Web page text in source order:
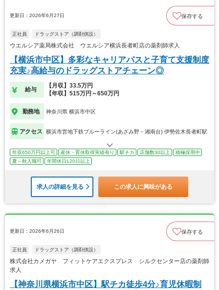
更新日：2026年6月27日 保存する
正社員 ドラッグストア（調剤併設）
ウエルシア薬局株式会社 ウエルシア横浜長者町店の薬剤師求人
【横浜市中区】多彩なキャリアパスと子育て支援制度
充実♪高給与のドラッグストアチェーン◎
給与
【月収】33.5万円
【年収】515万円～650万円
勤務地 神奈川県 横浜市中区
アクセス 横浜市営地下鉄ブルーライン(あざみ野－湘南台) 伊勢佐木長者町駅
年収650万円以上可 産休・育休取得実績有り 駅チカ 店舗数30以上
積極採用中
夏～秋入職可
年間休日120日以上
求人の詳細を見る この求人に興味がある
更新日：2026年6月26日 保存する
正社員 ドラッグストア（調剤併設）
株式会社カメガヤ フィットケアエクスプレス シルクセンター店の薬剤師
求人
【神奈川県横浜市中区】駅チカ徒歩4分♪育児休暇制